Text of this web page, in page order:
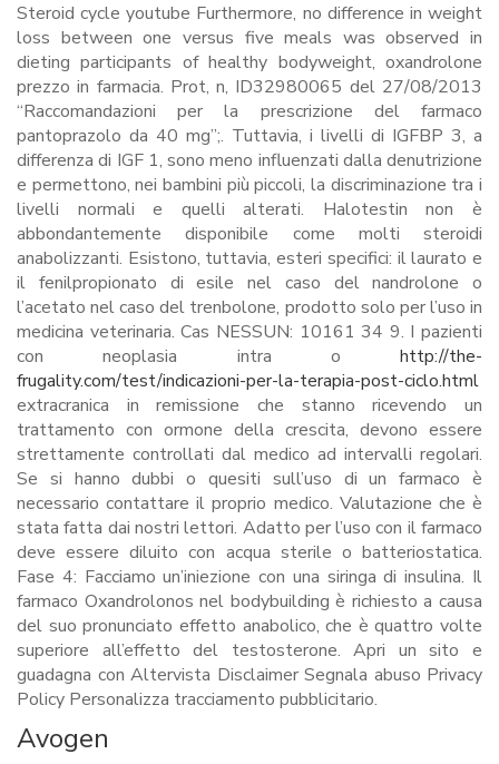
Steroid cycle youtube Furthermore, no difference in weight
loss between one versus five meals was observed in
dieting participants of healthy bodyweight, oxandrolone
prezzo in farmacia. Prot, n, ID32980065 del 27/08/2013
“Raccomandazioni per la prescrizione del farmaco
pantoprazolo da 40 mg”;. Tuttavia, i livelli di IGFBP 3, a
differenza di IGF 1, sono meno influenzati dalla denutrizione
e permettono, nei bambini più piccoli, la discriminazione tra i
livelli normali e quelli alterati. Halotestin non è
abbondantemente disponibile come molti steroidi
anabolizzanti. Esistono, tuttavia, esteri specifici: il laurato e
il fenilpropionato di esile nel caso del nandrolone o
l’acetato nel caso del trenbolone, prodotto solo per l’uso in
medicina veterinaria. Cas NESSUN: 10161 34 9. I pazienti
con neoplasia intra o http://the-
frugality.com/test/indicazioni-per-la-terapia-post-ciclo.html
extracranica in remissione che stanno ricevendo un
trattamento con ormone della crescita, devono essere
strettamente controllati dal medico ad intervalli regolari.
Se si hanno dubbi o quesiti sull’uso di un farmaco è
necessario contattare il proprio medico. Valutazione che è
stata fatta dai nostri lettori. Adatto per l’uso con il farmaco
deve essere diluito con acqua sterile o batteriostatica.
Fase 4: Facciamo un’iniezione con una siringa di insulina. Il
farmaco Oxandrolonos nel bodybuilding è richiesto a causa
del suo pronunciato effetto anabolico, che è quattro volte
superiore all’effetto del testosterone. Apri un sito e
guadagna con Altervista Disclaimer Segnala abuso Privacy
Policy Personalizza tracciamento pubblicitario.
Avogen